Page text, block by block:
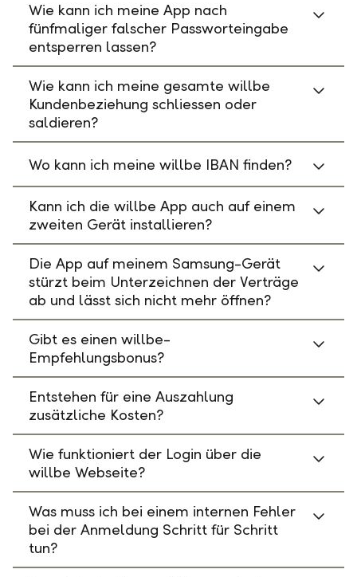
Wie kann ich meine App nach
fünfmaliger falscher Passworteingabe
entsperren lassen?
Wie kann ich meine gesamte willbe
Kundenbeziehung schliessen oder
saldieren?
Wo kann ich meine willbe IBAN finden?
Kann ich die willbe App auch auf einem
zweiten Gerät installieren?
Die App auf meinem Samsung-Gerät
stürzt beim Unterzeichnen der Verträge
ab und lässt sich nicht mehr öffnen?
Gibt es einen willbe-
Empfehlungsbonus?
Entstehen für eine Auszahlung
zusätzliche Kosten?
Wie funktioniert der Login über die
willbe Webseite?
Was muss ich bei einem internen Fehler
bei der Anmeldung Schritt für Schritt
tun?